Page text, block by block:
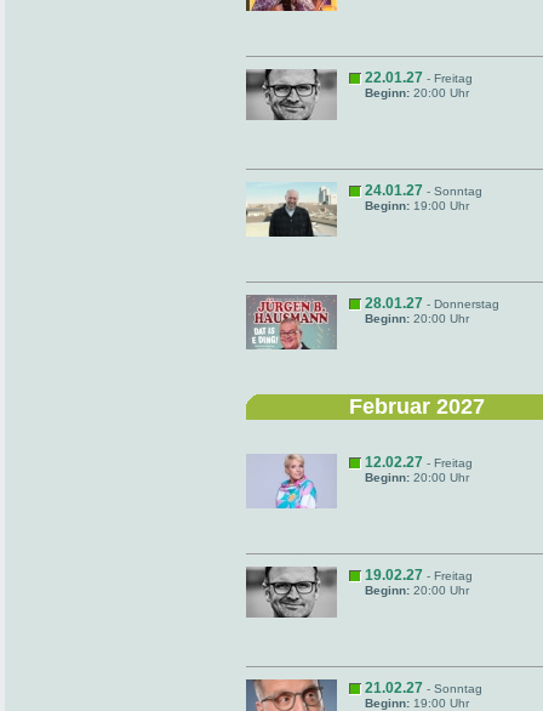
22.01.27 - Freitag
Beginn: 20:00 Uhr
24.01.27 - Sonntag
Beginn: 19:00 Uhr
28.01.27 - Donnerstag
Beginn: 20:00 Uhr
Februar 2027
12.02.27 - Freitag
Beginn: 20:00 Uhr
19.02.27 - Freitag
Beginn: 20:00 Uhr
21.02.27 - Sonntag
Beginn: 19:00 Uhr